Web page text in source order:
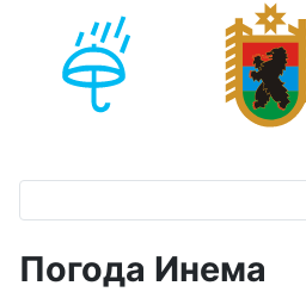
Погода Инема